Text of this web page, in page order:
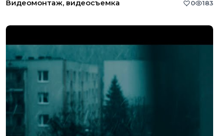
Видеомонтаж, видеосъемка 0 183